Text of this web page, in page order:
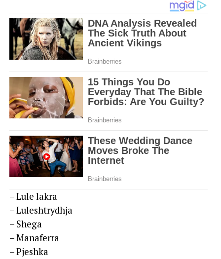
– Lule lakra
– Luleshtrydhja
– Shega
– Manaferra
– Pjeshka